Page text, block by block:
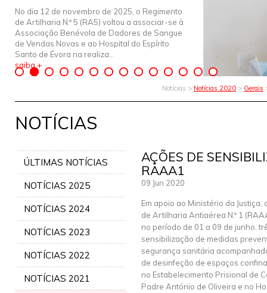
No dia 12 de novembro de 2025, o Regimento
de Artilharia N.º 5 (RA5) voltou a associar-se à
Associação Benévola de Dadores de Sangue
de Vendas Novas e ao Hospital do Espírito
Santo de Évora na realiza...
saiba +
Notícias > Notícias 2020 > Gerais
NOTÍCIAS
ÚLTIMAS NOTÍCIAS
NOTÍCIAS 2025
NOTÍCIAS 2024
NOTÍCIAS 2023
NOTÍCIAS 2022
NOTÍCIAS 2021
AÇÕES DE
RAAA1
09 Jun 2020
Em apoio ao Ministério da Justiça,
de Artilharia Antiaérea N.º 1
no período de 01 a 09 de junho,
sensibilização de medidas
segurança sanitária
de desinfeção de espaços
no Estabelecimento Prisional de
Padre António de Oliveira e no